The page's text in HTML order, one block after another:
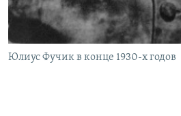
Юлиус Фучик в конце 1930-х годов